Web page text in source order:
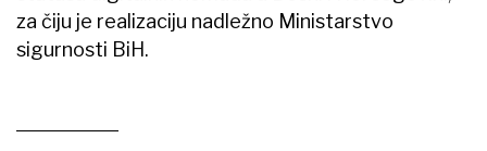
za čiju je realizaciju nadležno Ministarstvo
sigurnosti BiH.